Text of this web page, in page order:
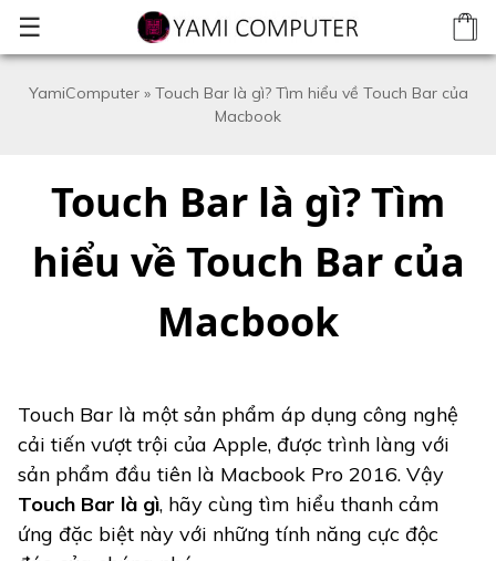
☰
YamiComputer» Touch Bar là gì? Tìm hiểu về Touch Bar của
Macbook
Touch Bar là gì? Tìm
hiểu về Touch Bar của
Macbook
Touch Bar là một sản phẩm áp dụng công nghệ
cải tiến vượt trội của Apple, được trình làng với
sản phẩm đầu tiên là Macbook Pro 2016. Vậy
Touch Bar là gì, hãy cùng tìm hiểu thanh cảm
ứng đặc biệt này với những tính năng cực độc